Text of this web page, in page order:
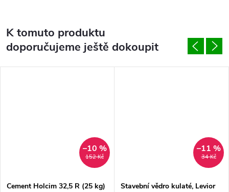
K tomuto produktu
doporučujeme ještě dokoupit
152 Kč
–10 %
Cement Holcim 32,5 R (25 kg)
34 Kč
–11 %
Stavební vědro kulaté, Levior